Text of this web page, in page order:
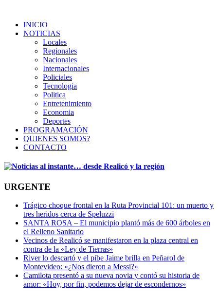
INICIO
NOTICIAS
Locales
Regionales
Nacionales
Internacionales
Policiales
Tecnologia
Politica
Entretenimiento
Economia
Deportes
PROGRAMACIÓN
QUIENES SOMOS?
CONTACTO
URGENTE
Trágico choque frontal en la Ruta Provincial 101: un muerto y
tres heridos cerca de Speluzzi
SANTA ROSA – El municipio plantó más de 600 árboles en
el Relleno Sanitario
Vecinos de Realicó se manifestaron en la plaza central en
contra de la «Ley de Tierras»
River lo descartó y el pibe Jaime brilla en Peñarol de
Montevideo: «¿Nos dieron a Messi?»
Camilota presentó a su nueva novia y contó su historia de
amor: «Hoy, por fin, podemos dejar de escondernos»